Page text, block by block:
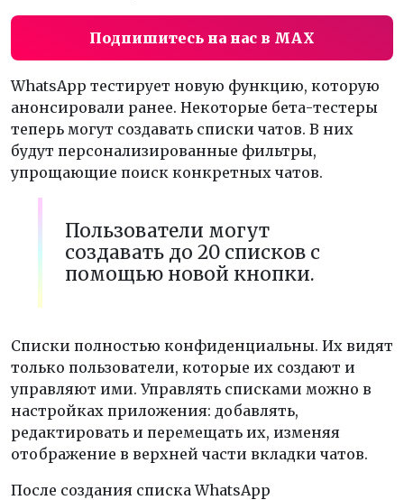
Подпишитесь на нас в MAX
WhatsApp тестирует новую функцию, которую
анонсировали ранее. Некоторые бета-тестеры
теперь могут создавать списки чатов. В них
будут персонализированные фильтры,
упрощающие поиск конкретных чатов.
Пользователи могут
создавать до 20 списков с
помощью новой кнопки.
Списки полностью конфиденциальны. Их видят
только пользователи, которые их создают и
управляют ими. Управлять списками можно в
настройках приложения: добавлять,
редактировать и перемещать их, изменяя
отображение в верхней части вкладки чатов.
После создания списка WhatsApp